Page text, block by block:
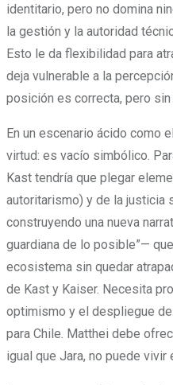
identitario, pero no domina
la gestión y la autoridad
Esto le da flexibilidad para
deja vulnerable a la
posición es correcta, pero sin
En un escenario ácido como
virtud: es vacío simbólico.
Kast tendría que plegar
autoritarismo) y de la justicia
construyendo una nueva
guardiana de lo posible”—
ecosistema sin quedar
de Kast y Kaiser. Necesita
optimismo y el despliegue
para Chile. Matthei debe
igual que Jara, no puede vivir